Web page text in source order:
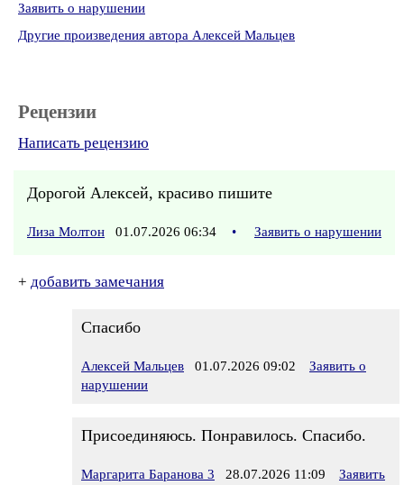
Заявить о нарушении
Другие произведения автора Алексей Мальцев
Рецензии
Написать рецензию
Дорогой Алексей, красиво пишите
Лиза Молтон 01.07.2026 06:34 • Заявить о нарушении
+ добавить замечания
Спасибо
Алексей Мальцев 01.07.2026 09:02
Заявить о
нарушении
Присоединяюсь. Понравилось. Спасибо.
Маргарита Баранова 3 28.07.2026 11:09
Заявить